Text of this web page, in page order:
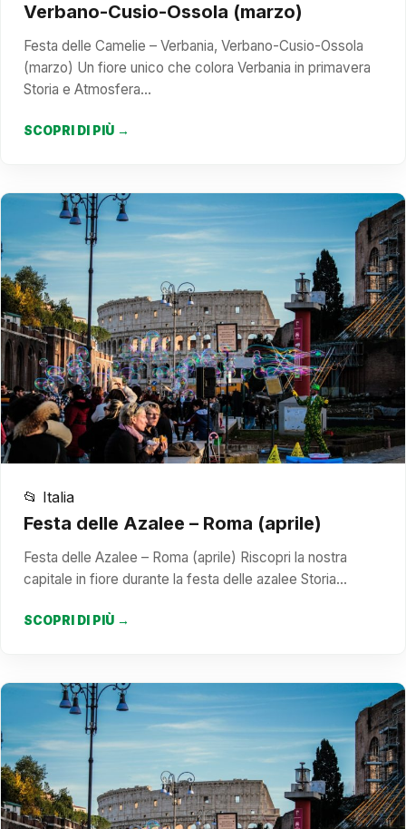
Verbano-Cusio-Ossola (marzo)
Festa delle Camelie – Verbania, Verbano-Cusio-Ossola
(marzo) Un fiore unico che colora Verbania in primavera
Storia e Atmosfera…
SCOPRI DI PIÙ →
📂 Italia
Festa delle Azalee – Roma (aprile)
Festa delle Azalee – Roma (aprile) Riscopri la nostra
capitale in fiore durante la festa delle azalee Storia…
SCOPRI DI PIÙ →